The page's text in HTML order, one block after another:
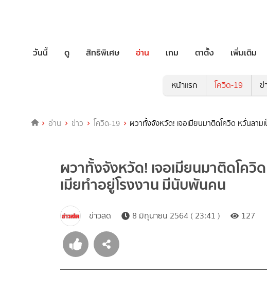
วันนี้ ดู สิทธิพิเศษ อ่าน เกม ตาตั้ง เพิ่มเติม
หน้าแรก โควิด-19 ข่
อ่าน ข่าว โควิด-19 ผวาทั้งจังหวัด! เจอเมียนมาติดโควิด หวั่นลาม
ผวาทั้งจังหวัด! เจอเมียนมาติดโควิ
เมียทำอยู่โรงงาน มีนับพันคน
ข่าวสด 8 มิถุนายน 2564 ( 23:41 ) 127